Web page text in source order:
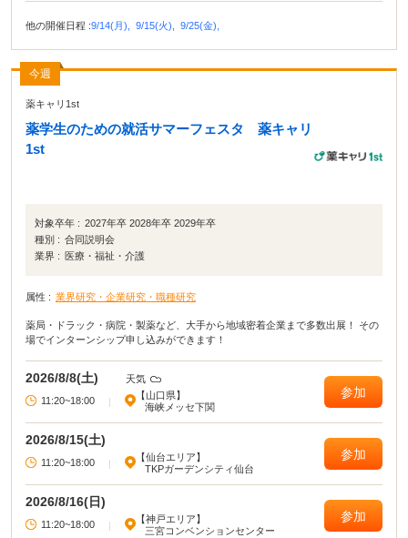
他の開催日程 :9/14(月), 9/15(火), 9/25(金),
今週
薬キャリ1st
薬学生のための就活サマーフェスタ 薬キャリ
1st
対象卒年 : 2027年卒 2028年卒 2029年卒
種別 : 合同説明会
業界 :
医療・福祉・介護
属性 : 業界研究・企業研究・職種研究
薬局・ドラック・病院・製薬など、大手から地域密着企業まで多数出展！ その
場でインターンシップ申し込みができます！
2026/8/8(土)
天気
11:20~18:00
|
【山口県】
海峡メッセ下関
参加
2026/8/15(土)
11:20~18:00 |
【仙台エリア】
TKPガーデンシティ仙台
参加
2026/8/16(日)
11:20~18:00 |
【神戸エリア】
三宮コンベンションセンター
参加